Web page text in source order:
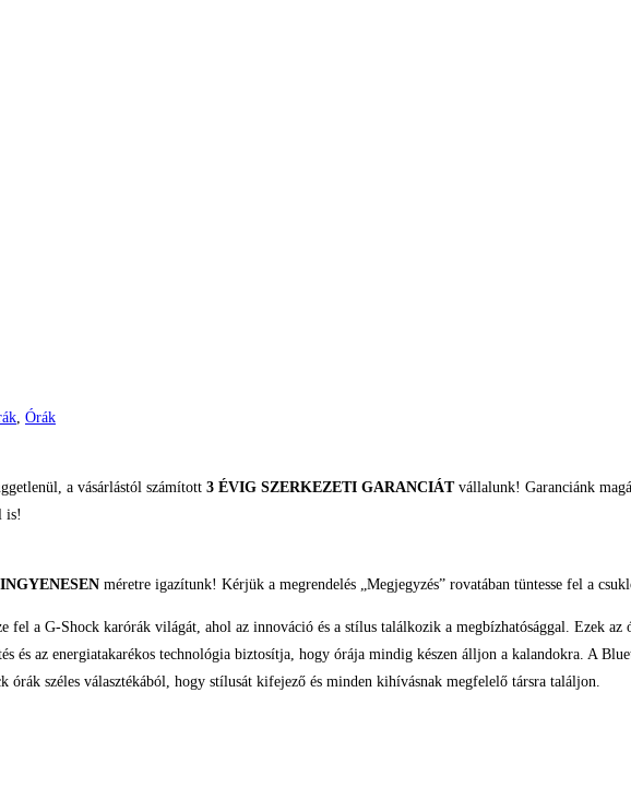
, Órák
a vásárlástól számított 3 ÉVIG SZERKEZETI GARANCIÁTvállalunk! Garanciánk
is!
INGYENESEN méretre igazítunk! Kérjük a megrendelés „Megjegyzés” rovatában tüntesse fel a
a G-Shock karórák világát, ahol az innováció és a stílus találkozik a megbízhatósággal. Ezek
és az energiatakarékos technológia biztosítja, hogy órája mindig készen álljon a kalandokra. A
órák széles választékából, hogy stílusát kifejező és minden kihívásnak megfelelő társra találjon.